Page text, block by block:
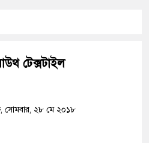
টেক্সটাইল
সোমবার, ২৮ মে ২০১৮